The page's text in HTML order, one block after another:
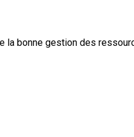
la bonne gestion des